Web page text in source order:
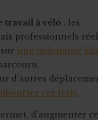
travail à vélo : les
professionnels
une indemnité
d’autres
ces frais.
d’augmenter ce